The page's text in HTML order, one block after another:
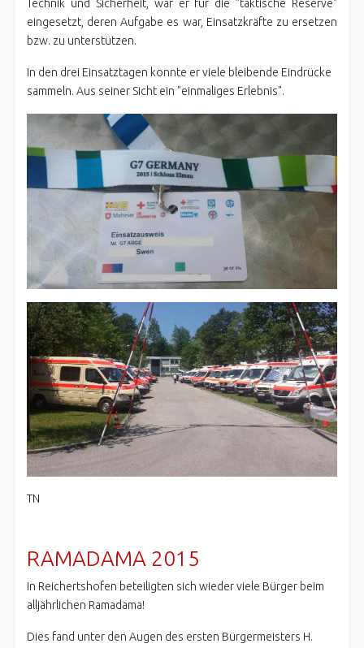
Technik und Sicherheit, war er für die "taktische Reserve"
eingesetzt, deren Aufgabe es war, Einsatzkräfte zu ersetzen
bzw. zu unterstützen.
In den drei Einsatztagen konnte er viele bleibende Eindrücke
sammeln. Aus seiner Sicht ein "einmaliges Erlebnis".
TN
RAMADAMA 2015
In Reichertshofen beteiligten sich wieder viele Bürger beim
alljährlichen Ramadama!
Dies fand unter den Augen des ersten Bürgermeisters H.